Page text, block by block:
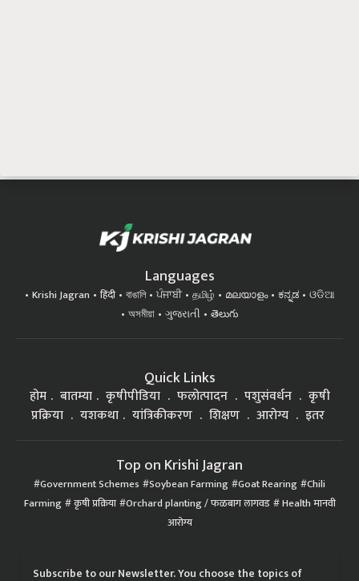
Languages
Krishi Jagran हिंदी বাঙালি ਪੰਜਾਬੀ தமிழ் മലയാളം ಕನ್ನಡ
ଓଡିଆ
অসমীয়া
ગુજરાતી తెలుగు
Quick Links
होम बातम्या कृषीपीडिया फलोत्पादन पशुसंवर्धन
कृषी
प्रक्रिया
यशकथा यांत्रिकीकरण शिक्षण आरोग्य इतर
Top on Krishi Jagran
Government Schemes Soybean Farming Goat Rearing Chili
Farming कृषी प्रक्रिया Orchard planting / फळबाग लागवड Health मानवी
आरोग्य
Subscribe to our Newsletter. You choose the topics of